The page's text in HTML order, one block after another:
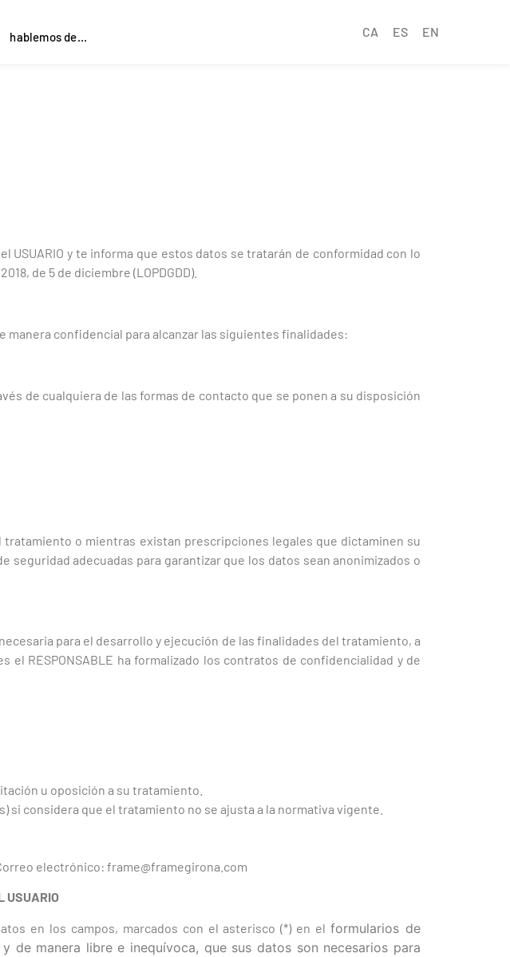
hablemos de... CA ES EN
USUARIO y te informa que estos datos se tratarán de conformidad con lo
de 5 de diciembre (LOPDGDD).
confidencial para alcanzar las siguientes finalidades:
de cualquiera de las formas de contacto que se ponen a su disposición
o mientras existan prescripciones legales que dictaminen su
adecuadas para garantizar que los datos sean anonimizados o
para el desarrollo y ejecución de las finalidades del tratamiento, a
RESPONSABLE ha formalizado los contratos de confidencialidad y de
u oposición a su tratamiento.
considera que el tratamiento no se ajusta a la normativa vigente.
Correo electrónico: frame@framegirona.com
USUARIO
en los campos, marcados con el asterisco (*) en elformularios de
de manera libre e inequívoca, que sus datos son necesarios para